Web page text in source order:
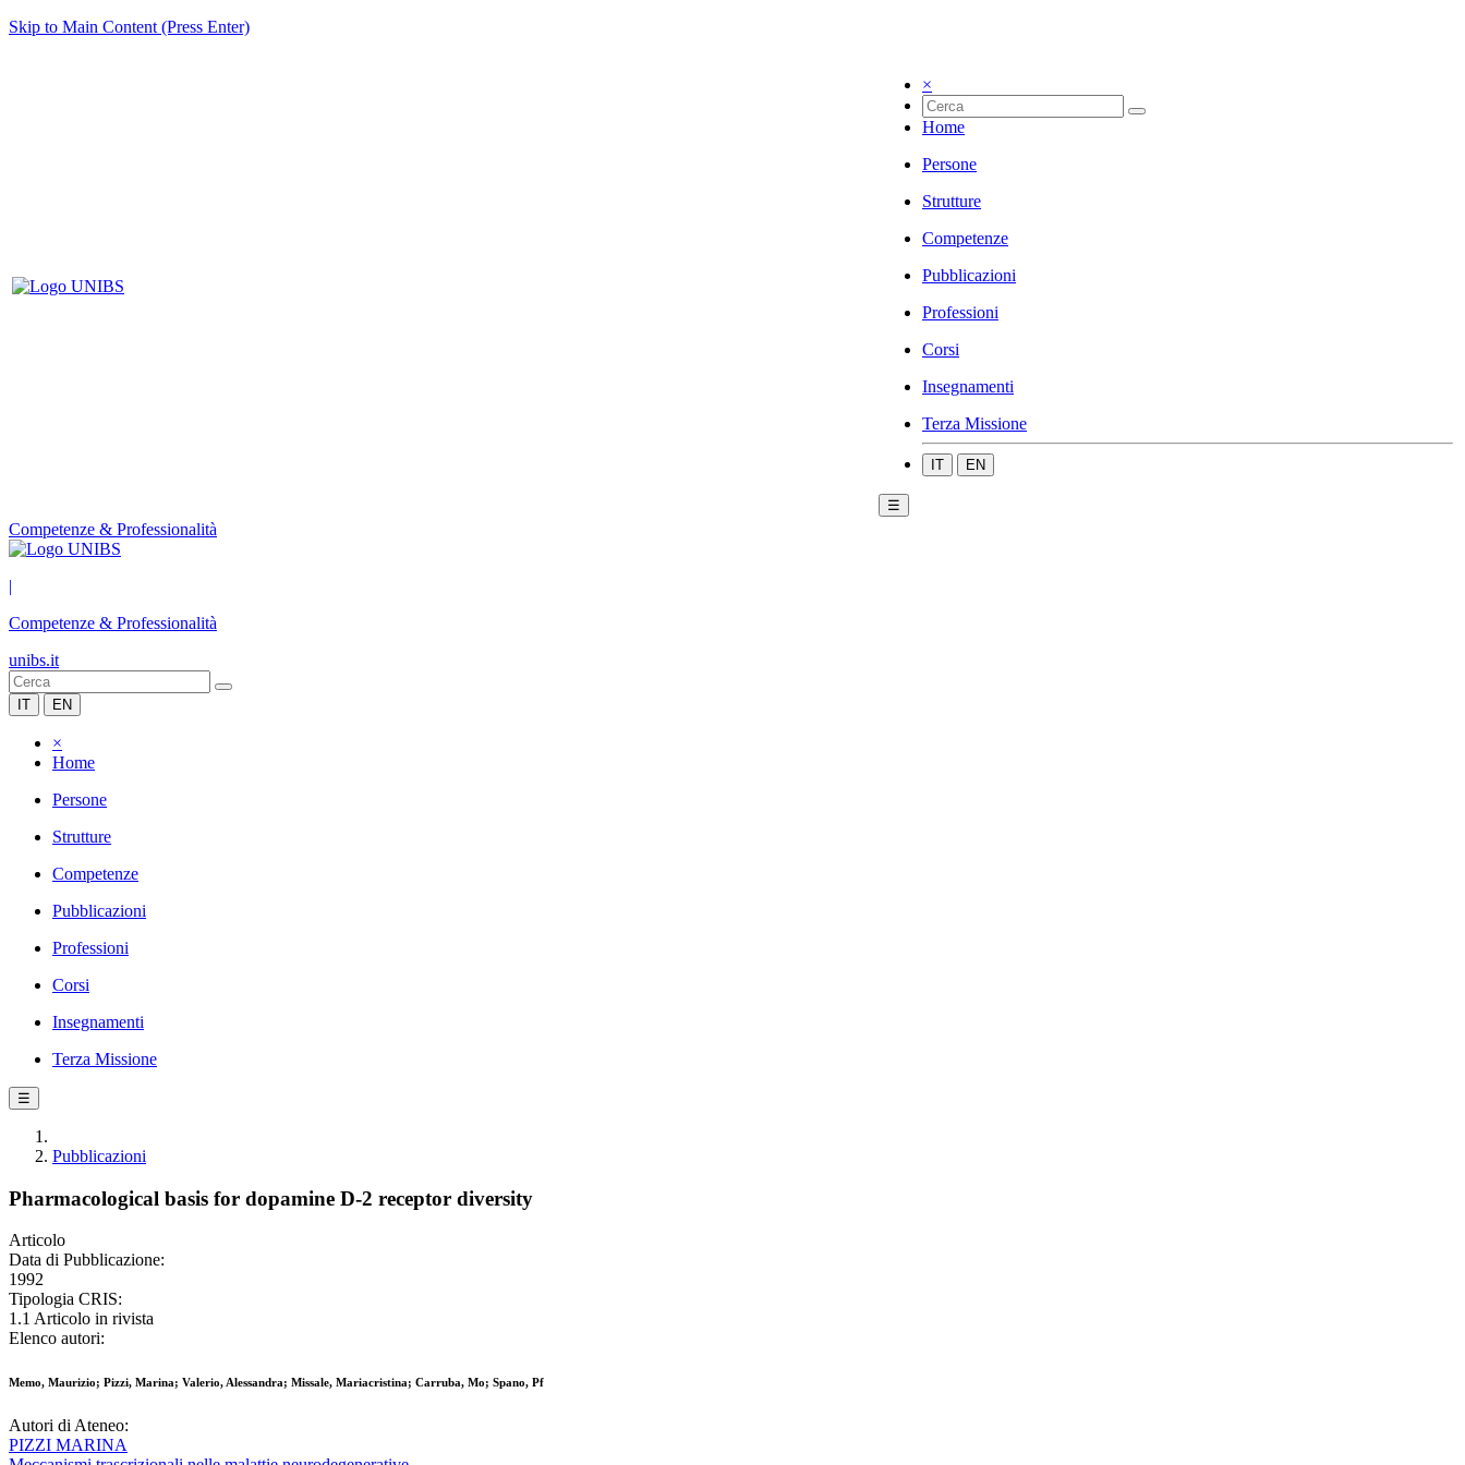
Skip to Main Content (Press Enter)
×
Home
Persone
Strutture
Competenze
Pubblicazioni
Professioni
Corsi
Insegnamenti
Terza Missione
IT EN
☰
Competenze & Professionalità
|
Competenze & Professionalità
unibs.it
IT EN
×
Home
Persone
Strutture
Competenze
Pubblicazioni
Professioni
Corsi
Insegnamenti
Terza Missione
☰
Pubblicazioni
Pharmacological basis for dopamine D-2 receptor diversity
Articolo
Data di Pubblicazione:
1992
Tipologia CRIS:
1.1 Articolo in rivista
Elenco autori:
Memo, Maurizio; Pizzi, Marina; Valerio, Alessandra; Missale, Mariacristina; Carruba, Mo; Spano, Pf
Autori di Ateneo:
PIZZI MARINA